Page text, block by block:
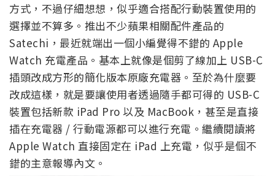
方式，不過仔細想想，似乎適合搭配行動裝置使用的
選擇並不算多。推出不少蘋果相關配件產品的
Satechi，最近就端出一個小編覺得不錯的 Apple
Watch 充電產品。基本上就像是個剪了線加上 USB-C
插頭改成方形的簡化版本原廠充電器。至於為什麼要
改成這樣，就是要讓使用者透過隨手都可得的 USB-C
裝置包括新款 iPad Pro 以及 MacBook，甚至是直接
插在充電器 / 行動電源都可以進行充電。繼續閱讀將
Apple Watch 直接固定在 iPad 上充電，似乎是個不
錯的主意報導內文。